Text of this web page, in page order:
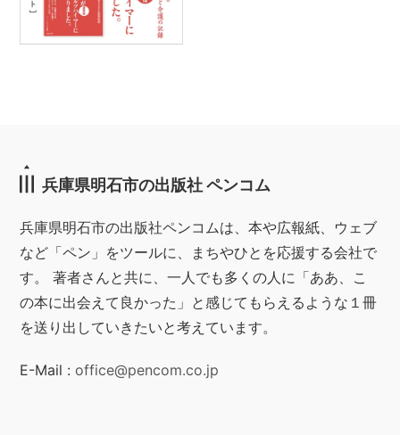
兵庫県明石市の出版社 ペンコム
兵庫県明石市の出版社ペンコムは、本や広報紙、ウェブ
など「ペン」をツールに、まちやひとを応援する会社で
す。 著者さんと共に、一人でも多くの人に「ああ、こ
の本に出会えて良かった」と感じてもらえるような１冊
を送り出していきたいと考えています。
E-Mail :office@pencom.co.jp